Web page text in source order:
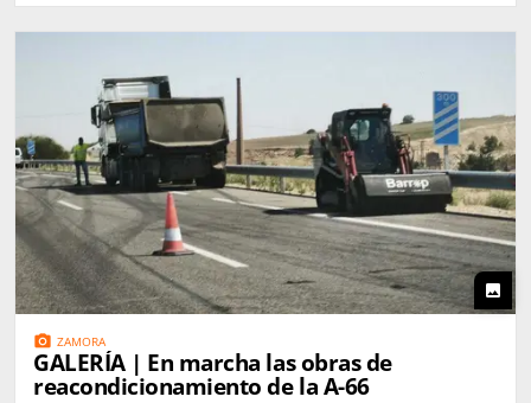
photo
photo_camera ZAMORA
GALERÍA | En marcha las obras de
reacondicionamiento de la A-66